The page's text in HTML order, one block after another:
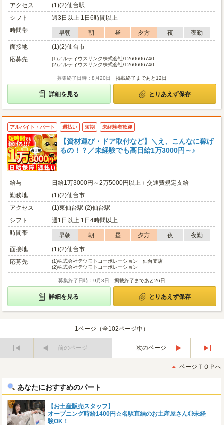
アクセス
(1)(2)仙台駅
シフト
週3日以上 1日6時間以上
時間帯
早朝 朝 昼 夕方 夜
夜勤
面接地
(1)(2)仙台市
応募先
(1)アルティウスリンク株式会社/1260606740
(2)アルティウスリンク株式会社/1260606740
募集終了日時：8月20日 掲載終了まであと12日
詳細を見る とりあえず保存
アルバイト・パート 週払い 短期 未経験者歓迎
【資材運び・ドア取付など】＼え、こんなに稼げ
るの！？／未経験でも高日給1万3000円～♪
給与
日給1万3000円～2万5000円以上＋交通費規定支給
勤務地
(1)(2)仙台市
アクセス
(1)東仙台駅 (2)仙台駅
シフト
週1日以上 1日4時間以上
時間帯
早朝 朝 昼 夕方 夜
夜勤
面接地
(1)(2)仙台市
応募先
(1)株式会社テツモトコーポレーション 仙台支店
(2)株式会社テツモトコーポレーション
募集終了日時：9月3日 掲載終了まであと26日
詳細を見る とりあえず保存
1ページ（全102ページ中）
前のページ
次のページ
後
ページＴＯＰへ
あなたにおすすめのパート
【お土産販売スタッフ】
オープニング時給1400円☆名駅直結のお土産屋さん◎未経
験OK！